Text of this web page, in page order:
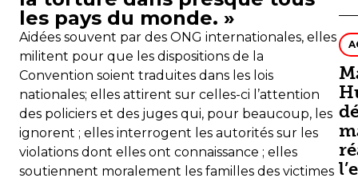
les pays du monde. »
Aidées souvent par des ONG internationales, elles
militent pour que les dispositions de la
Convention soient traduites dans les lois
nationales; elles attirent sur celles-ci l’attention
des policiers et des juges qui, pour beaucoup, les
ignorent ; elles interrogent les autorités sur les
violations dont elles ont connaissance ; elles
soutiennent moralement les familles des victimes